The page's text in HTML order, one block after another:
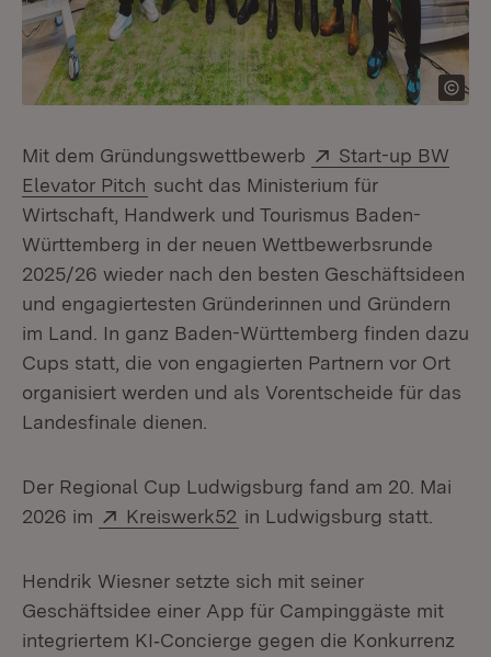
Mit dem Gründungswettbewerb Extern:
Start-up BW
Elevator Pitch (Öffnet in neuem Fenster)
sucht das Ministerium für
Wirtschaft, Handwerk und Tourismus Baden-
Württemberg in der neuen Wettbewerbsrunde
2025/26 wieder nach den besten Geschäftsideen
und engagiertesten Gründerinnen und Gründern
im Land. In ganz Baden-Württemberg finden dazu
Cups statt, die von engagierten Partnern vor Ort
organisiert werden und als Vorentscheide für das
Landesfinale dienen.
Der Regional Cup Ludwigsburg fand am 20. Mai
2026 im
Extern:
Kreiswerk52 (Öffnet in neuem Fenster)
in Ludwigsburg statt.
Hendrik Wiesner setzte sich mit seiner
Geschäftsidee einer App für Campinggäste mit
integriertem KI‑Concierge gegen die Konkurrenz